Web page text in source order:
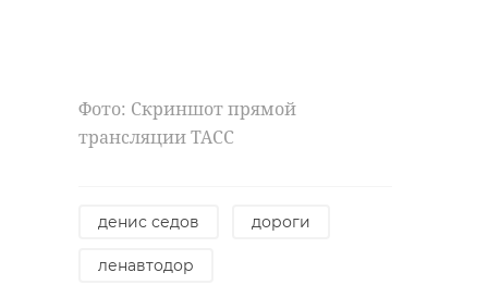
Фото: Скриншот прямой
трансляции ТАСС
денис седов дороги
ленавтодор